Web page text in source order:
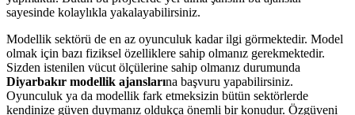
sayesinde kolaylıkla yakalayabilirsiniz.
Modellik sektörü de en az oyunculuk kadar ilgi görmektedir. Model
olmak için bazı fiziksel özelliklere sahip olmanız gerekmektedir.
Sizden istenilen vücut ölçülerine sahip olmanız durumunda
Diyarbakır modellik ajanslarına başvuru yapabilirsiniz.
Oyunculuk ya da modellik fark etmeksizin bütün sektörlerde
kendinize güven duymanız oldukça önemli bir konudur. Özgüveni